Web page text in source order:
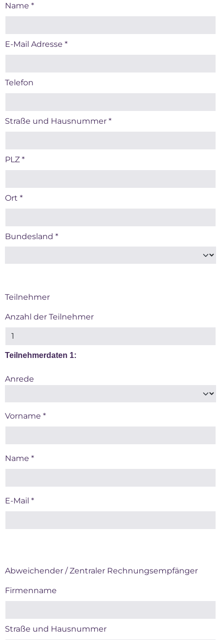
Name *
E-Mail Adresse *
Telefon
Straße und Hausnummer *
PLZ *
Ort *
Bundesland *
Teilnehmer
Anzahl der Teilnehmer
Teilnehmerdaten 1:
Anrede
Vorname *
Name *
E-Mail *
Abweichender / Zentraler Rechnungsempfänger
Firmenname
Straße und Hausnummer